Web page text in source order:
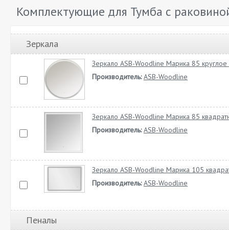
Комплектующие для Тумба с
Зеркала
Зеркало ASB-Woodline Марика 85
Производитель: ASB-Woodline
Зеркало ASB-Woodline Марика 85
Производитель: ASB-Woodline
Зеркало ASB-Woodline Марика 105
Производитель: ASB-Woodline
Пеналы